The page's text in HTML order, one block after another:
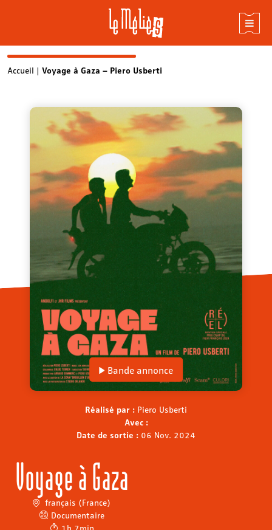
SkipAccueil | Voyage à Gaza – Piero Usberti
Bande annonce
Réalisé par : Piero Usberti
Avec :
Date de sortie : 06 Nov. 2024
Voyage à Gaza
français (France)
Documentaire
1h 7min